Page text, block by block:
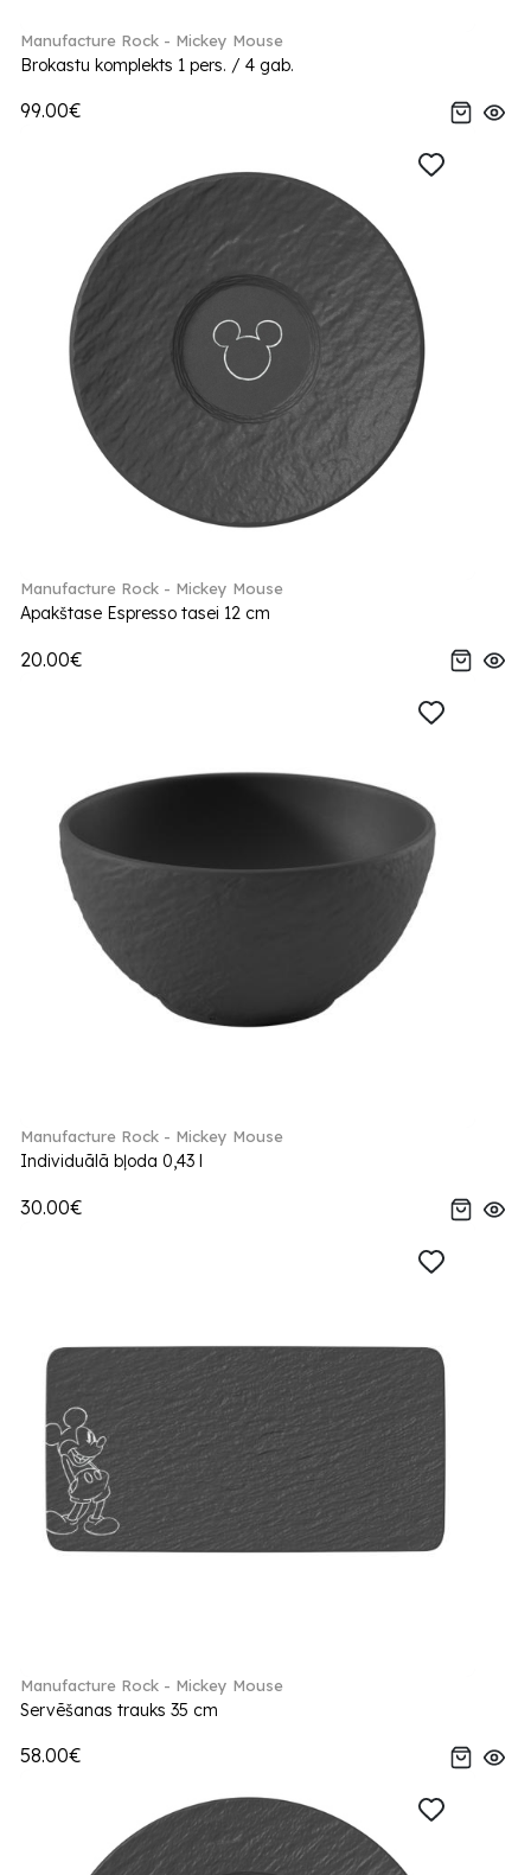
Manufacture Rock - Mickey Mouse
Brokastu komplekts 1 pers. / 4 gab.
99.00€
Manufacture Rock - Mickey Mouse
Apakštase Espresso tasei 12 cm
20.00€
Manufacture Rock - Mickey Mouse
Individuālā bļoda 0,43 l
30.00€
Manufacture Rock - Mickey Mouse
Servēšanas trauks 35 cm
58.00€